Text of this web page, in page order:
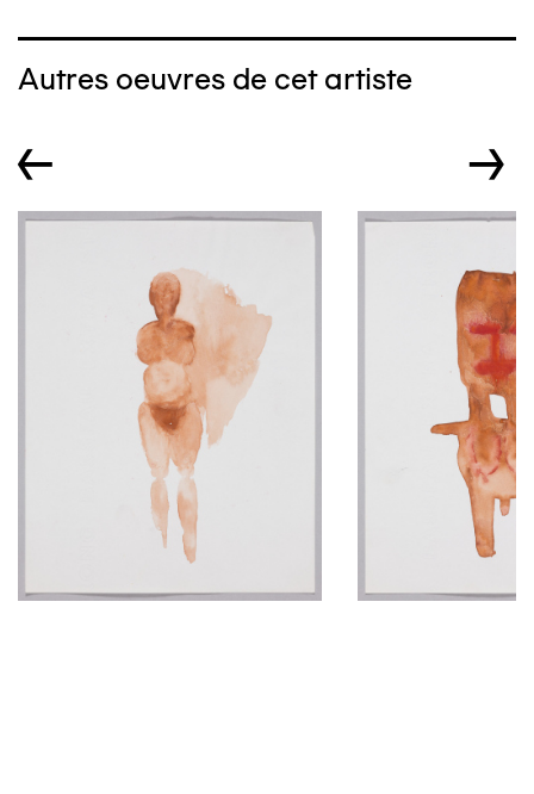
Autres oeuvres de cet artiste
← →